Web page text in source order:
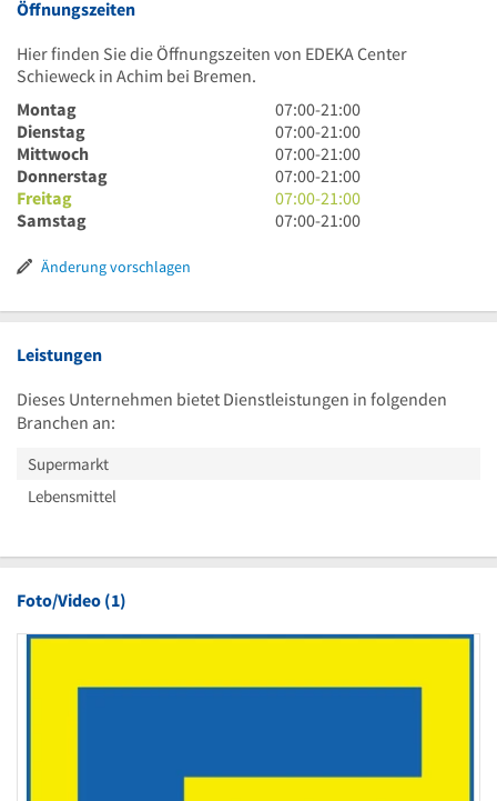
Öffnungszeiten
Hier finden Sie die Öffnungszeiten von EDEKA Center
Schieweck in Achim bei Bremen.
Montag
7
Uhr
bis
21
Uhr
07:00-21:00
Dienstag
7
Uhr
bis
21
Uhr
07:00-21:00
Mittwoch
7
Uhr
bis
21
07:00-21:00
Donnerstag
7
Uhr
bis
07:00-21:00
Freitag
7
Uhr
07:00-21:00
Samstag
7
Uhr
07:00-21:00
Änderung vorschlagen
Leistungen
Dieses Unternehmen bietet Dienstleistungen in folgenden
Branchen an:
Supermarkt
Lebensmittel
Foto/Video (1)